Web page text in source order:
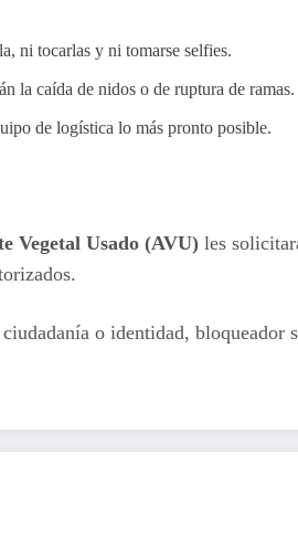
ni tocarlas y ni tomarse selfies.
la caída de nidos o de ruptura de ramas.
de logística lo más pronto posible.
Vegetal Usado (AVU) les
o identidad,